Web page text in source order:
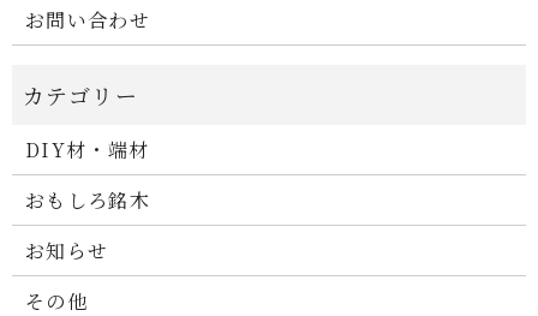
お問い合わせ
DIY材・端材
おもしろ銘木
お知らせ
その他